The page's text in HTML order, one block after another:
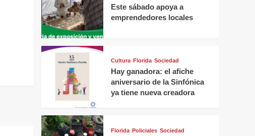
Este sábado apoya a
emprendedores locales
Cultura Florida Sociedad
Hay ganadora: el afiche
aniversario de la Sinfónica
ya tiene nueva creadora
Florida Policiales Sociedad